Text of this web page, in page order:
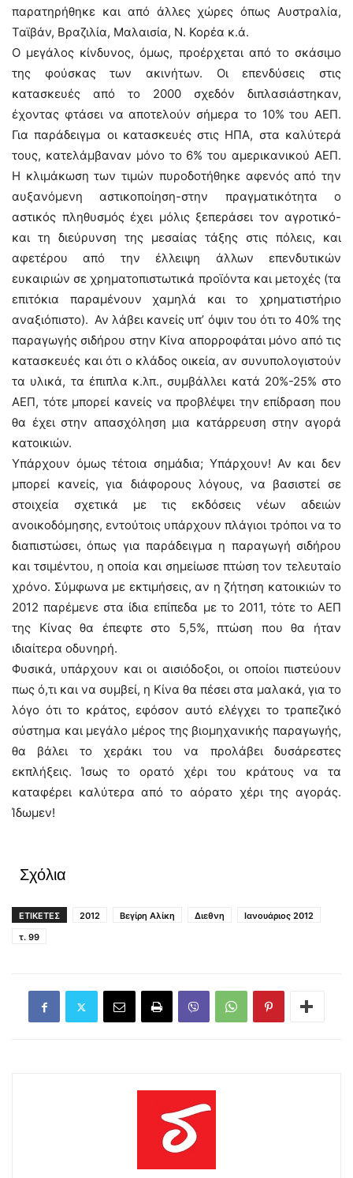
παρατηρήθηκε και από άλλες χώρες όπως Αυστραλία,
Ταϊβάν, Βραζιλία, Μαλαισία, Ν. Κορέα κ.ά.
Ο μεγάλος κίνδυνος, όμως, προέρχεται από το σκάσιμο
της φούσκας των ακινήτων. Οι επενδύσεις στις
κατασκευές από το 2000 σχεδόν διπλασιάστηκαν,
έχοντας φτάσει να αποτελούν σήμερα το 10% του ΑΕΠ.
Για παράδειγμα οι κατασκευές στις ΗΠΑ, στα καλύτερά
τους, κατελάμβαναν μόνο το 6% του αμερικανικού ΑΕΠ.
Η κλιμάκωση των τιμών πυροδοτήθηκε αφενός από την
αυξανόμενη αστικοποίηση-στην πραγματικότητα ο
αστικός πληθυσμός έχει μόλις ξεπεράσει τον αγροτικό-
και τη διεύρυνση της μεσαίας τάξης στις πόλεις, και
αφετέρου από την έλλειψη άλλων επενδυτικών
ευκαιριών σε χρηματοπιστωτικά προϊόντα και μετοχές (τα
επιτόκια παραμένουν χαμηλά και το χρηματιστήριο
αναξιόπιστο). Αν λάβει κανείς υπ’ όψιν του ότι το 40% της
παραγωγής σιδήρου στην Κίνα απορροφάται μόνο από τις
κατασκευές και ότι ο κλάδος οικεία, αν συνυπολογιστούν
τα υλικά, τα έπιπλα κ.λπ., συμβάλλει κατά 20%-25% στο
ΑΕΠ, τότε μπορεί κανείς να προβλέψει την επίδραση που
θα έχει στην απασχόληση μια κατάρρευση στην αγορά
κατοικιών.
Υπάρχουν όμως τέτοια σημάδια; Υπάρχουν! Αν και δεν
μπορεί κανείς, για διάφορους λόγους, να βασιστεί σε
στοιχεία σχετικά με τις εκδόσεις νέων αδειών
ανοικοδόμησης, εντούτοις υπάρχουν πλάγιοι τρόποι να το
διαπιστώσει, όπως για παράδειγμα η παραγωγή σιδήρου
και τσιμέντου, η οποία και σημείωσε πτώση τον τελευταίο
χρόνο. Σύμφωνα με εκτιμήσεις, αν η ζήτηση κατοικιών το
2012 παρέμενε στα ίδια επίπεδα με το 2011, τότε το ΑΕΠ
της Κίνας θα έπεφτε στο 5,5%, πτώση που θα ήταν
ιδιαίτερα οδυνηρή.
Φυσικά, υπάρχουν και οι αισιόδοξοι, οι οποίοι πιστεύουν
πως ό,τι και να συμβεί, η Κίνα θα πέσει στα μαλακά, για το
λόγο ότι το κράτος, εφόσον αυτό ελέγχει το τραπεζικό
σύστημα και μεγάλο μέρος της βιομηχανικής παραγωγής,
θα βάλει το χεράκι του να προλάβει δυσάρεστες
εκπλήξεις. Ίσως το ορατό χέρι του κράτους να τα
καταφέρει καλύτερα από το αόρατο χέρι της αγοράς.
Ίδωμεν!
Σχόλια
ΕΤΙΚΕΤΕΣ 2012 Βεγίρη Αλίκη Διεθνη
Ιανουάριος 2012
τ. 99